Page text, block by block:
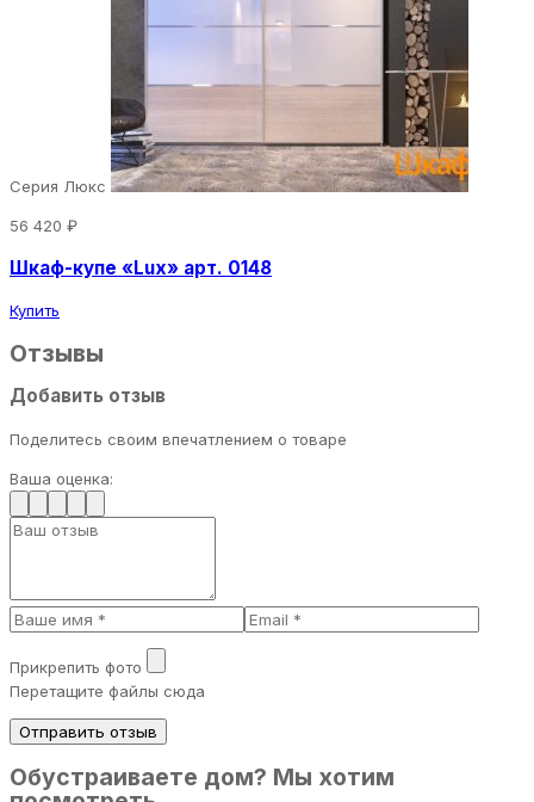
Серия Люкс
56 420 ₽
Шкаф-купе «Lux» арт. 0148
Купить
Отзывы
Добавить отзыв
Поделитесь своим впечатлением о товаре
Ваша оценка:
Прикрепить фото
Перетащите файлы сюда
Отправить отзыв
Обустраиваете дом? Мы хотим